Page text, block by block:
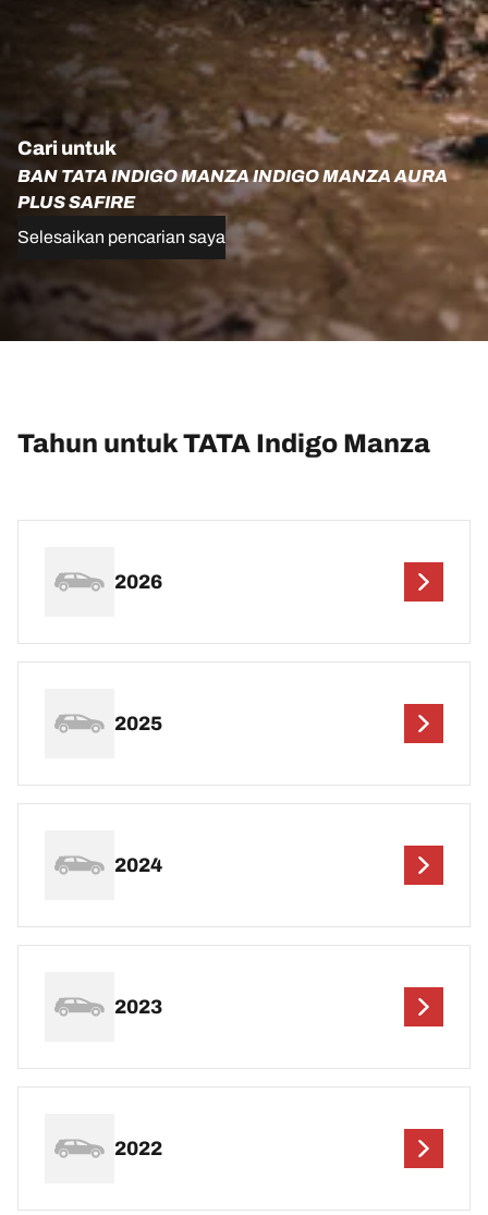
Cari untuk
BAN TATA INDIGO MANZA INDIGO MANZA AURA
PLUS SAFIRE
Selesaikan pencarian saya
Tahun untuk TATA Indigo Manza
2026
2025
2024
2023
2022